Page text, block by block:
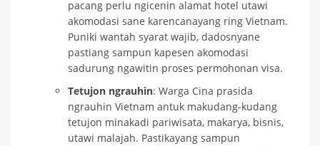
pacang perlu ngicenin alamat hotel utawi
akomodasi sane karencanayang ring Vietnam.
Puniki wantah syarat wajib, dadosnyane
pastiang sampun kapesen akomodasi
sadurung ngawitin proses permohonan visa.
Tetujon ngrauhin: Warga Cina prasida
ngrauhin Vietnam antuk makudang-kudang
tetujon minakadi pariwisata, makarya, bisnis,
utawi malajah. Pastikayang sampun